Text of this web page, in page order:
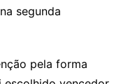
segunda
pela forma